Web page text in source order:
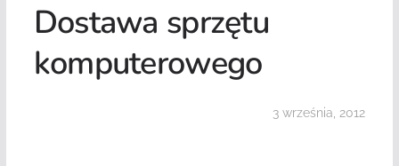
Dostawa sprzętu
komputerowego
3 września, 2012